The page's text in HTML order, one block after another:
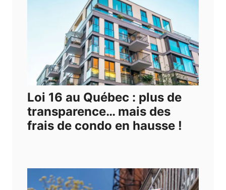
Loi 16 au Québec : plus de
transparence… mais des
frais de condo en hausse !